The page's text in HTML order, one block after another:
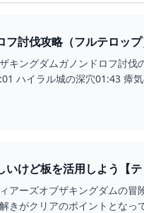
フ討伐攻略（フルテロッ
キングダムガノンドロフ討
ハイラル城の深穴01:43 瘴
アーズオブザキングダムの
きがクリアのポイントとな